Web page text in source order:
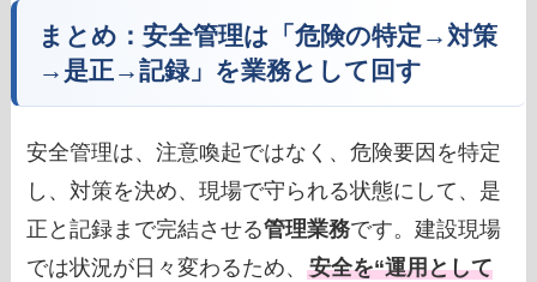
まとめ：安全管理は「危険の特定→対策
→是正→記録」を業務として回す
安全管理は、注意喚起ではなく、危険要因を特定
し、対策を決め、現場で守られる状態にして、是
正と記録まで完結させる管理業務です。建設現場
では状況が日々変わるため、安全を“運用として